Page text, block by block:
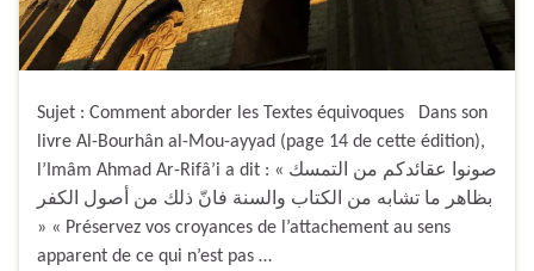
Sujet : Comment aborder les Textes équivoques Dans son
livre Al-Bourhân al-Mou-ayyad (page 14 de cette édition),
l’Imâm Ahmad Ar-Rifâ’i a dit : « صونوا عقائدكم من التمسك
بظاهر ما تشابه من الكتاب والسنة فانّ ذلك من أصول الكفر
» « Préservez vos croyances de l’attachement au sens
apparent de ce qui n’est pas …